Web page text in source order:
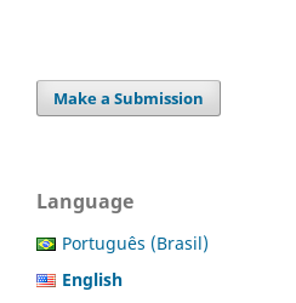
Make a Submission
Language
Português (Brasil)
English